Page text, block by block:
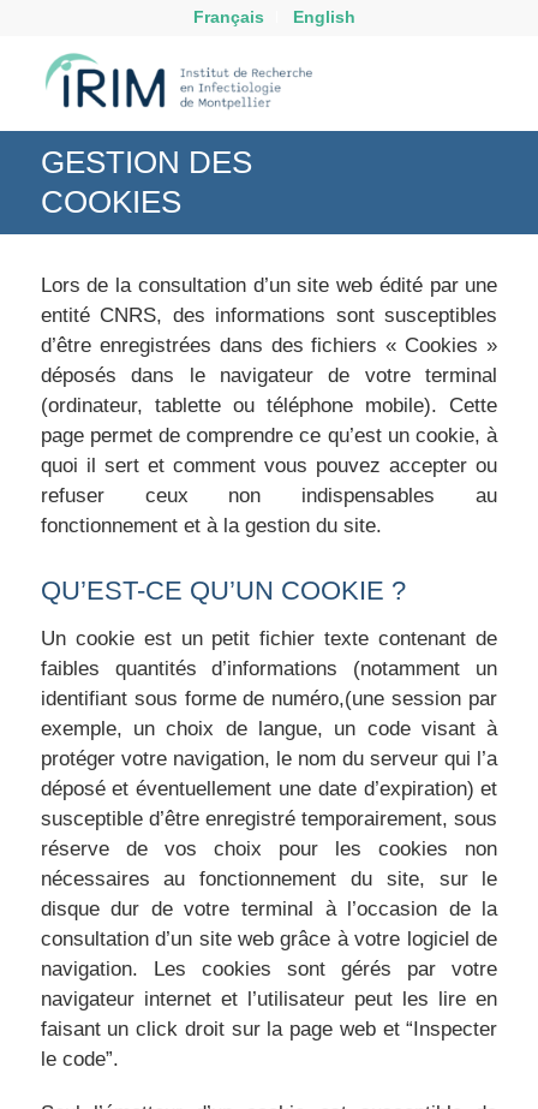
Français English
GESTION DES
COOKIES
Lors de la consultation d’un site web édité par une
entité CNRS, des informations sont susceptibles
d’être enregistrées dans des fichiers « Cookies »
déposés dans le navigateur de votre terminal
(ordinateur, tablette ou téléphone mobile). Cette
page permet de comprendre ce qu’est un cookie, à
quoi il sert et comment vous pouvez accepter ou
refuser ceux non indispensables au
fonctionnement et à la gestion du site.
QU’EST-CE QU’UN COOKIE ?
Un cookie est un petit fichier texte contenant de
faibles quantités d’informations (notamment un
identifiant sous forme de numéro,(une session par
exemple, un choix de langue, un code visant à
protéger votre navigation, le nom du serveur qui l’a
déposé et éventuellement une date d’expiration) et
susceptible d’être enregistré temporairement, sous
réserve de vos choix pour les cookies non
nécessaires au fonctionnement du site, sur le
disque dur de votre terminal à l’occasion de la
consultation d’un site web grâce à votre logiciel de
navigation. Les cookies sont gérés par votre
navigateur internet et l’utilisateur peut les lire en
faisant un click droit sur la page web et “Inspecter
le code”.